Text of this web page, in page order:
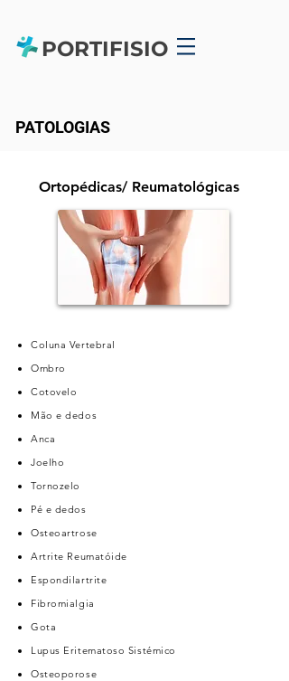
PORTIFISIO
PATOLOGIAS
Ortopédicas/ Reumatológicas
Coluna Vertebral
Ombro
Cotovelo
Mão e dedos
Anca
Joelho
Tornozelo
Pé e dedos
Osteoartrose
Artrite Reumatóide
Espondilartrite
Fibromialgia
Gota
Lupus Eritematoso Sistémico
Osteoporose